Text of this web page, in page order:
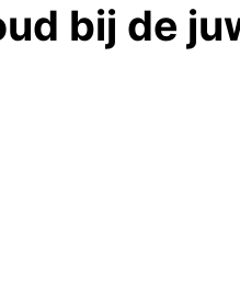
bij de